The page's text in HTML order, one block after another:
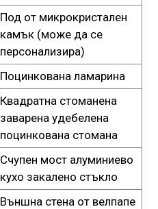
Под от микрокристален
камък (може да се
персонализира)
Поцинкована ламарина
Квадратна стоманена
заварена удебелена
поцинкована стомана
Счупен мост алуминиево
кухо закалено стъкло
Външна стена от велпапе